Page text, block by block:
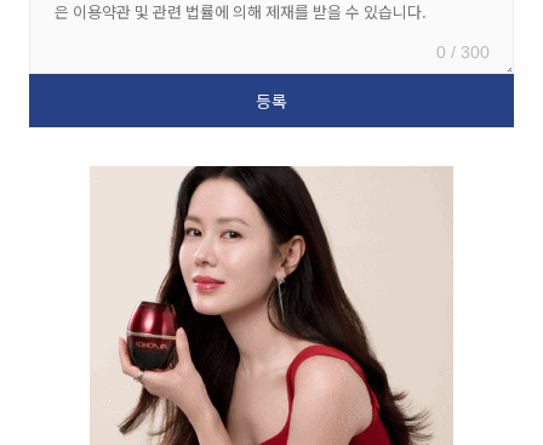
0 / 300